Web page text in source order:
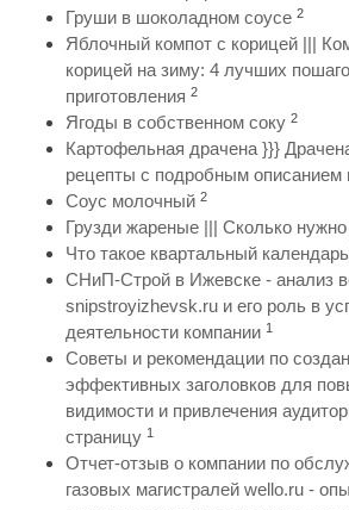
Груши в шоколадном соусе 2
Яблочный компот с корицей |||
корицей на зиму: 4 лучших
приготовления 2
Ягоды в собственном соку 2
Картофельная драчена }}}
рецепты с подробным описанием
Соус молочный 2
Грузди жареные ||| Сколько нужно
Что такое квартальный
СНиП-Строй в Ижевске - анализ
snipstroyizhevsk.ru и его роль в
деятельности компании 1
Советы и рекомендации по
эффективных заголовков для
видимости и привлечения
страницу 1
Отчет-отзыв о компании по
газовых магистралей wello.ru -